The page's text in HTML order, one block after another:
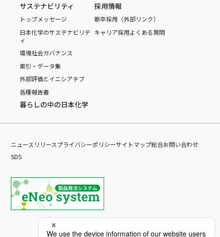
サステナビリティ
トップメッセージ
日本化学のサステナビリテ
ィ
環境社会ガバナンス
索引・データ集
外部評価とイニシアチブ
各種報告書
採用情報
新卒採用（外部リンク）
キャリア採用よくある質問
暮らしの中の日本化学
ニュースリリースプライバシーポリシーサイトマップ総合お問い合わせ
SDS